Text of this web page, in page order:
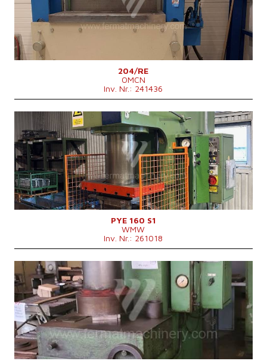
Maschinenabmessungen L x B x H1970x2515x1300 mm
Maschinengewicht
1870 kg
Kontrollsystem
nein
204/RE
OMCN
Inv. Nr.: 241436
Baujahr:
0
Presskraft
160 t
Die Abmessungen des Desktop
900x630 mm
Stößelabmessungen
750x450 mm
Stößelhub
500 mm
Hub des unteren Auswerfers
200 mm
Hauptmotorleistung
17 kW
Maschinengewicht
7000 kg
Maschinenabmessungen L x B x H2200x1250x3280 mm
nein
PYE 160 S1
WMW
Inv. Nr.: 261018
Baujahr:
0
Presskraft
160 t
Die Abmessungen des Desktop
900x630 mm
Stößelabmessungen
750x450 mm
Hauptmotorleistung
15 kW
Maschinenabmessungen L x B x H
2200x1250x3280 mm
Maschinengewicht
6838 kg
Kontrollsystem
nein